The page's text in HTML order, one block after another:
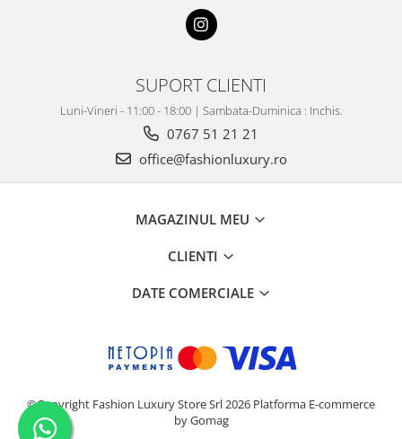
SUPORT CLIENTI
Luni-Vineri - 11:00 - 18:00 | Sambata-Duminica : Inchis.
0767 51 21 21
office@fashionluxury.ro
MAGAZINUL MEU
CLIENTI
DATE COMERCIALE
©Copyright Fashion Luxury Store Srl 2026 Platforma E-commerce
by Gomag